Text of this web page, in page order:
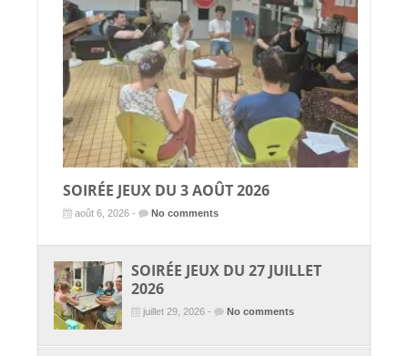
SOIRÉE JEUX DU 3 AOÛT 2026
août 6, 2026 - No comments
SOIRÉE JEUX DU 27 JUILLET
2026
juillet 29, 2026 - No comments